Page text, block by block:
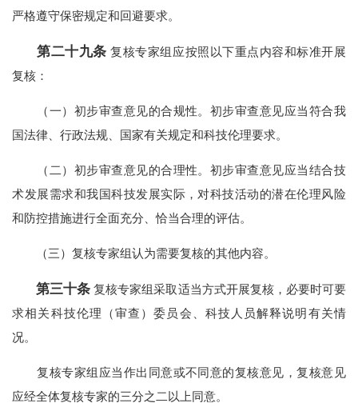
严格遵守保密规定和回避要求。
第二十九条 复核专家组应按照以下重点内容和标准开展
复核：
（一）初步审查意见的合规性。初步审查意见应当符合我
国法律、行政法规、国家有关规定和科技伦理要求。
（二）初步审查意见的合理性。初步审查意见应当结合技
术发展需求和我国科技发展实际，对科技活动的潜在伦理风险
和防控措施进行全面充分、恰当合理的评估。
（三）复核专家组认为需要复核的其他内容。
第三十条 复核专家组采取适当方式开展复核，必要时可要
求相关科技伦理（审查）委员会、科技人员解释说明有关情
况。
复核专家组应当作出同意或不同意的复核意见，复核意见
应经全体复核专家的三分之二以上同意。